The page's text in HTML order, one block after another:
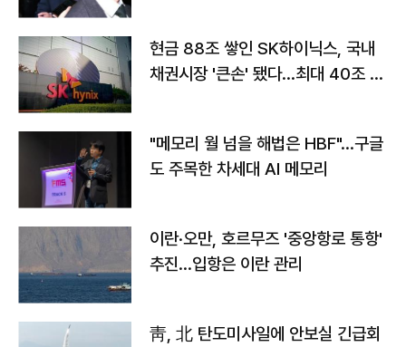
현금 88조 쌓인 SK하이닉스, 국내
채권시장 '큰손' 됐다…최대 40조 투
"메모리 월 넘을 해법은 HBF"…구글
도 주목한 차세대 AI 메모리
이란·오만, 호르무즈 '중앙항로 통항'
추진…입항은 이란 관리
靑, 北 탄도미사일에 안보실 긴급회